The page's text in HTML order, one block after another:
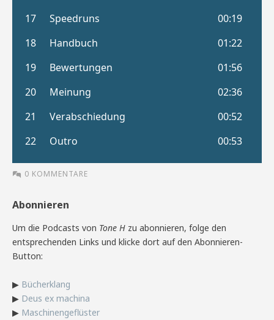
0 KOMMENTARE
Abonnieren
Um die Podcasts von Tone H zu abonnieren, folge den
entsprechenden Links und klicke dort auf den Abonnieren-
Button:
▶ Bücherklang
▶ Deus ex machina
▶ Maschinengeflüster